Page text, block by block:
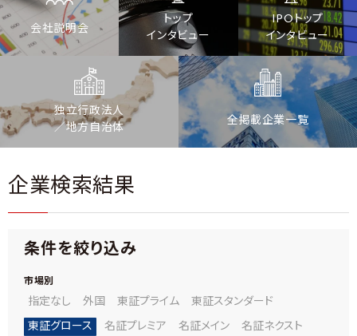
会社説明会
トップ
インタビュー
IPOトップ
インタビュー
独立行政法人
／地方自治体
全掲載企業一覧
企業検索結果
条件を絞り込み
市場別
指定なし 外国 東証プライム 東証スタンダード
東証グロース 名証プレミア 名証メイン 名証ネクスト